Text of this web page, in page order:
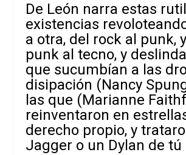
De León narra estas
existencias
a otra, del rock al punk,
punk al tecno, y
que sucumbían a las
disipación (Nancy
las que (Marianne
reinventaron en
derecho propio, y
Jagger o un Dylan de tú